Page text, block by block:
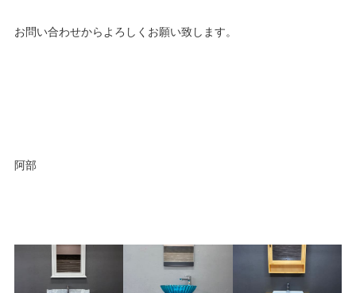
お問い合わせからよろしくお願い致します。
阿部